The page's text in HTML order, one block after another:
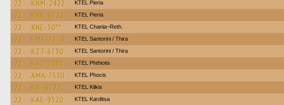
22 KNM-2422 KTEL Pieria
22 KNB-6722 KTEL Pieria
22 XNE-50** KTEL Chania–Reth.
22 EMB-7670 KTEL Santorini / Thira
22 KZT-6730 KTEL Santorini / Thira
22 KAZ-7080 ΚΤΕL Phthiotis
22 AMA-7530 ΚΤΕL Phocis
22 KIE-3722 KTEL Kilkis
22 KAE-9520 ΚΤΕL Karditsa